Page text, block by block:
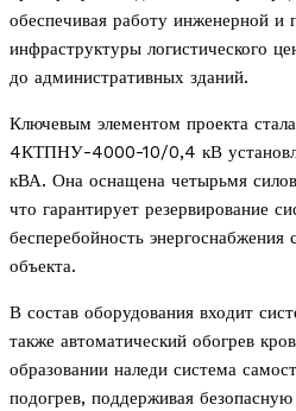
обеспечивая работу инженерной и
инфраструктуры логистического
до административных зданий.
Ключевым элементом проекта
4КТПНУ-4000-10/0,4 кВ
кВА. Она оснащена четырьмя
что гарантирует резервирование
бесперебойность энергоснабжения
объекта.
В состав оборудования входит
также автоматический обогрев
образовании наледи система
подогрев, поддерживая